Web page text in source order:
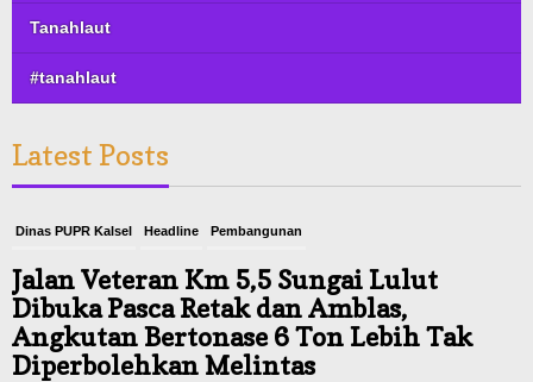
Tanahlaut
#tanahlaut
Latest Posts
Dinas PUPR Kalsel Headline Pembangunan
Jalan Veteran Km 5,5 Sungai Lulut
Dibuka Pasca Retak dan Amblas,
Angkutan Bertonase 6 Ton Lebih Tak
Diperbolehkan Melintas